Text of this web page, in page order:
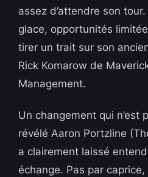
assez d’attendre son
glace, opportunités
tirer un trait sur son
Rick Komarow de
Management.
Un changement qui n’est
révélé Aaron Portzline
a clairement laissé
échange. Pas par caprice,